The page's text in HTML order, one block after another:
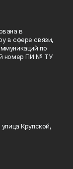
в
в сфере связи,
по
номер ПИ № ТУ
Крупской,